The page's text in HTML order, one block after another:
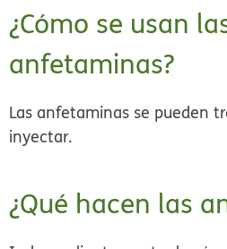
¿Cómo se usan
anfetaminas?
Las anfetaminas se pueden
inyectar.
¿Qué hacen las